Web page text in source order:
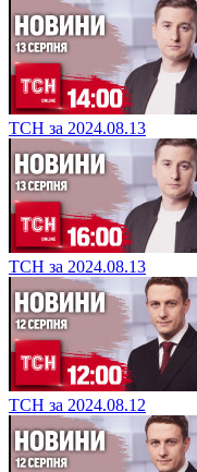
ТСН за 2024.08.13
ТСН за 2024.08.13
ТСН за 2024.08.12